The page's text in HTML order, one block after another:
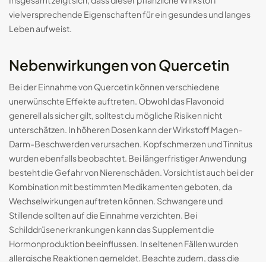
vielversprechende Eigenschaften für ein gesundes und langes
Leben aufweist.
Nebenwirkungen von Quercetin
Bei der Einnahme von Quercetin können verschiedene
unerwünschte Effekte auftreten. Obwohl das Flavonoid
generell als sicher gilt, solltest du mögliche Risiken nicht
unterschätzen. In höheren Dosen kann der Wirkstoff Magen-
Darm-Beschwerden verursachen. Kopfschmerzen und Tinnitus
wurden ebenfalls beobachtet. Bei längerfristiger Anwendung
besteht die Gefahr von Nierenschäden. Vorsicht ist auch bei der
Kombination mit bestimmten Medikamenten geboten, da
Wechselwirkungen auftreten können. Schwangere und
Stillende sollten auf die Einnahme verzichten. Bei
Schilddrüsenerkrankungen kann das Supplement die
Hormonproduktion beeinflussen. In seltenen Fällen wurden
allergische Reaktionen gemeldet. Beachte zudem, dass die